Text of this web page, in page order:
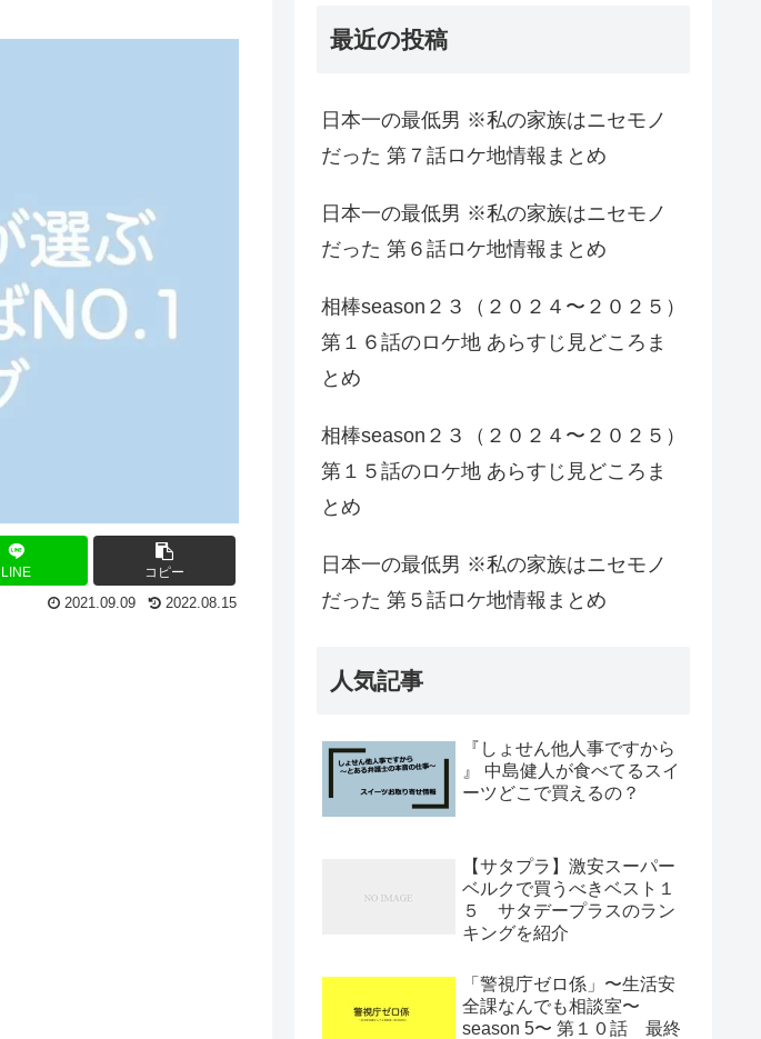
LINE
コピー
2022.08.15
2021.09.09
最近の投稿
日本一の最低男 ※私の家族はニセモノ
だった 第７話ロケ地情報まとめ
日本一の最低男 ※私の家族はニセモノ
だった 第６話ロケ地情報まとめ
相棒season２３（２０２４〜２０２５）
第１６話のロケ地 あらすじ見どころま
とめ
相棒season２３（２０２４〜２０２５）
第１５話のロケ地 あらすじ見どころま
とめ
日本一の最低男 ※私の家族はニセモノ
だった 第５話ロケ地情報まとめ
人気記事
『しょせん他人事ですから
』 中島健人が食べてるスイ
ーツどこで買えるの？
【サタプラ】激安スーパー
ベルクで買うべきベスト１
５ サタデープラスのラン
キングを紹介
「警視庁ゼロ係」〜生活安
全課なんでも相談室〜
season 5〜 第１０話 最終